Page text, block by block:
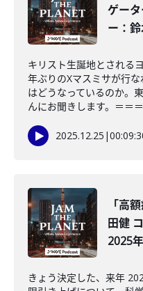
ゲー
ー：
キリスト生誕地とされる
年ぶりのXマスミサが行
はどうなっているのか。
んにお聞きします。＝＝
2025.12.25 |
「高
田健
2025
きょう決定した、来年